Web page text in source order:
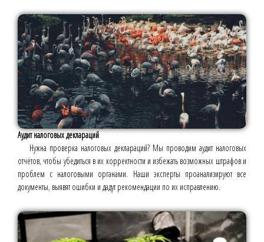
Аудит налоговых деклараций
Нужна проверка налоговых деклараций? Мы проводим аудит налоговых
отчётов, чтобы убедиться в их корректности и избежать возможных штрафов и
проблем с налоговыми органами. Наши эксперты проанализируют все
документы, выявят ошибки и дадут рекомендации по их исправлению.